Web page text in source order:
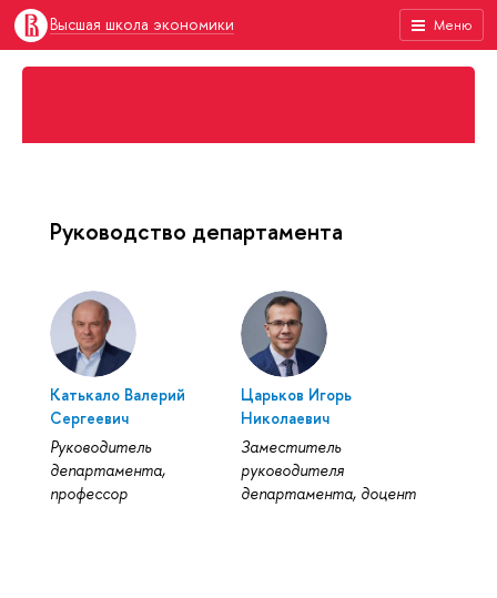
Меню
Высшая школа экономики
Руководство департамента
Катькало Валерий
Сергеевич
Руководитель
департамента,
профессор
Царьков Игорь
Николаевич
Заместитель
руководителя
департамента, доцент